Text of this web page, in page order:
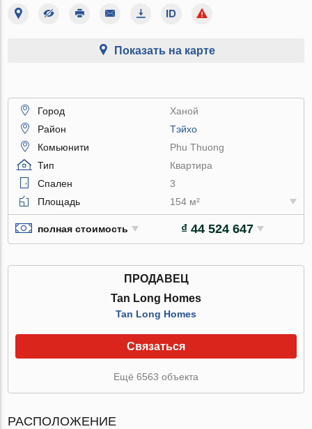
Показать на карте
Город
Ханой
Район
Тэйхо
Комьюнити
Phu Thuong
Тип
Квартира
Спален
3
Площадь
154 м²
полная стоимость ₫ 44 524 647
ПРОДАВЕЦ
Tan Long Homes
Tan Long Homes
Связаться
Ещё 6563 объекта
РАСПОЛОЖЕНИЕ